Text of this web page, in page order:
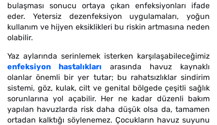
bulaşması sonucu ortaya çıkan enfeksiyonları ifade
eder. Yetersiz dezenfeksiyon uygulamaları, yoğun
kullanım ve hijyen eksiklikleri bu riskin artmasına neden
olabilir.
Yaz aylarında serinlemek isterken karşılaşabileceğimiz
enfeksiyon hastalıkları arasında havuz kaynaklı
olanlar önemli bir yer tutar; bu rahatsızlıklar sindirim
sistemi, göz, kulak, cilt ve genital bölgede çeşitli sağlık
sorunlarına yol açabilir. Her ne kadar düzenli bakım
yapılan havuzlarda risk daha düşük olsa da, tamamen
ortadan kalktığı söylenemez. Çocukların havuz suyunu